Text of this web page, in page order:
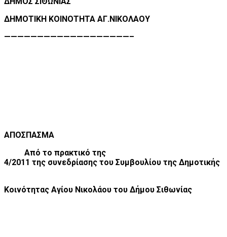
ΔΗΜΟΤΙΚΗ ΚΟΙΝΟΤΗΤΑ ΑΓ.ΝΙΚΟΛΑΟΥ
———————————————————–
ΑΠΟΣΠΑΣΜΑ
Από το πρακτικό της
4/2011 της συνεδρίασης του Συμβουλίου της Δημοτικής
Κοινότητας Αγίου Νικολάου του Δήμου Σιθωνίας